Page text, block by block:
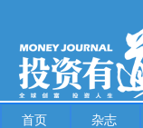
首页 杂志